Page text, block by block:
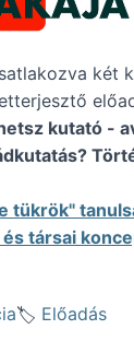
két
kutató -
tükrök"
társai
Előadás